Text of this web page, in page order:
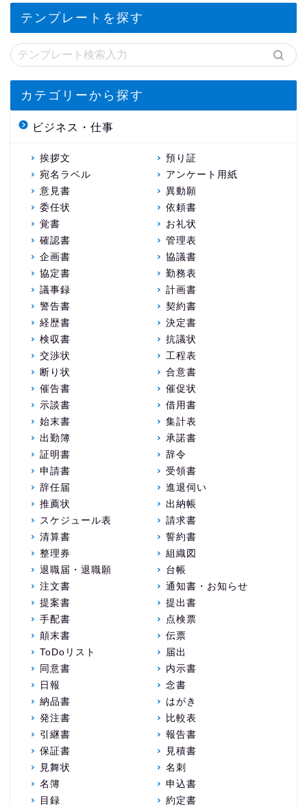
テンプレートを探す
カテゴリーから探す
ビジネス・仕事
挨拶文
預り証
宛名ラベル
アンケート用紙
意見書
異動願
委任状
依頼書
覚書
お礼状
確認書
管理表
企画書
協議書
協定書
勤務表
議事録
計画書
警告書
契約書
経歴書
決定書
検収書
抗議状
交渉状
工程表
断り状
合意書
催告書
催促状
示談書
借用書
始末書
集計表
出勤簿
承諾書
証明書
辞令
申請書
受領書
辞任届
進退伺い
推薦状
出納帳
スケジュール表
請求書
清算書
誓約書
整理券
組織図
退職届・退職願
台帳
注文書
通知書・お知らせ
提案書
提出書
手配書
点検票
顛末書
伝票
ToDoリスト
届出
同意書
内示書
日報
念書
納品書
はがき
発注書
比較表
引継書
報告書
保証書
見積書
見舞状
名刺
名簿
申込書
目録
約定書